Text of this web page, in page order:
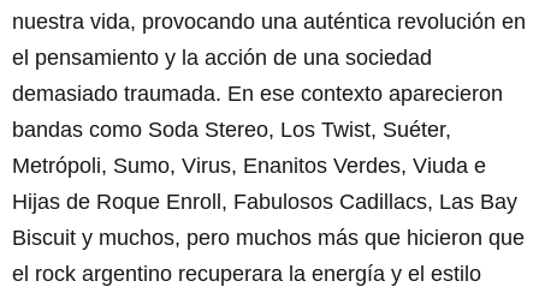
nuestra vida, provocando una auténtica revolución en
el pensamiento y la acción de una sociedad
demasiado traumada. En ese contexto aparecieron
bandas como Soda Stereo, Los Twist, Suéter,
Metrópoli, Sumo, Virus, Enanitos Verdes, Viuda e
Hijas de Roque Enroll, Fabulosos Cadillacs, Las Bay
Biscuit y muchos, pero muchos más que hicieron que
el rock argentino recuperara la energía y el estilo